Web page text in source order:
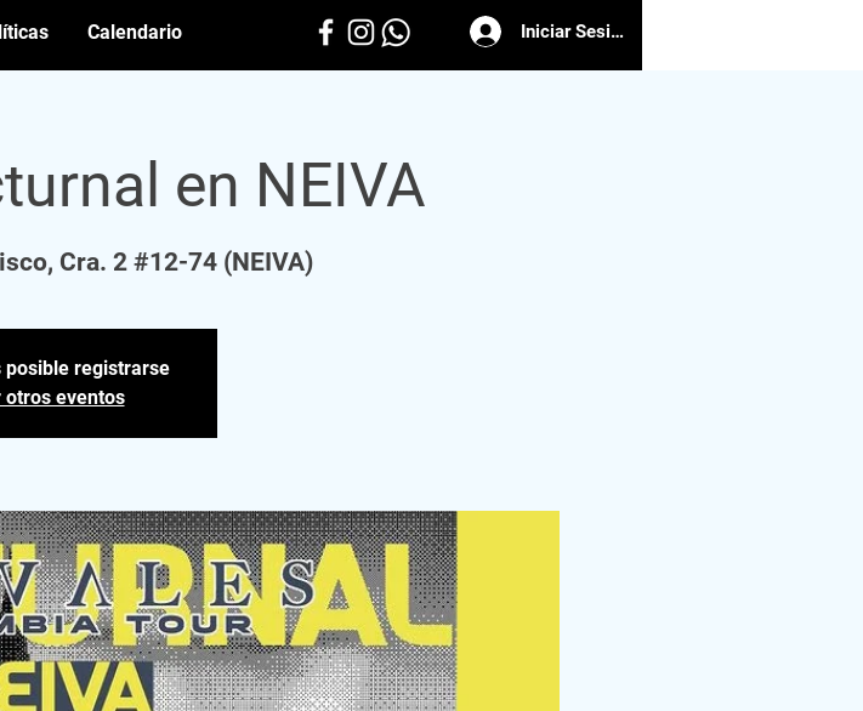
Calendario Iniciar Sesión
en NEIVA
Cra. 2 #12-74 (NEIVA)
posible registrarse
otros eventos